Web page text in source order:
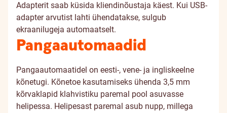
Adapterit saab küsida kliendinõustaja käest. Kui USB-
adapter arvutist lahti ühendatakse, sulgub
ekraanilugeja automaatselt.
Pangaautomaadid
Pangaautomaatidel on eesti-, vene- ja ingliskeelne
kõnetugi. Kõnetoe kasutamiseks ühenda 3,5 mm
kõrvaklapid klahvistiku paremal pool asuvasse
helipessa. Helipesast paremal asub nupp, millega